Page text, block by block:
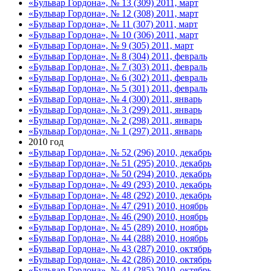
«Бульвар Гордона», № 13 (309) 2011, март
«Бульвар Гордона», № 12 (308) 2011, март
«Бульвар Гордона», № 11 (307) 2011, март
«Бульвар Гордона», № 10 (306) 2011, март
«Бульвар Гордона», № 9 (305) 2011, март
«Бульвар Гордона», № 8 (304) 2011, февраль
«Бульвар Гордона», № 7 (303) 2011, февраль
«Бульвар Гордона», № 6 (302) 2011, февраль
«Бульвар Гордона», № 5 (301) 2011, февраль
«Бульвар Гордона», № 4 (300) 2011, январь
«Бульвар Гордона», № 3 (299) 2011, январь
«Бульвар Гордона», № 2 (298) 2011, январь
«Бульвар Гордона», № 1 (297) 2011, январь
2010 год
«Бульвар Гордона», № 52 (296) 2010, декабрь
«Бульвар Гордона», № 51 (295) 2010, декабрь
«Бульвар Гордона», № 50 (294) 2010, декабрь
«Бульвар Гордона», № 49 (293) 2010, декабрь
«Бульвар Гордона», № 48 (292) 2010, декабрь
«Бульвар Гордона», № 47 (291) 2010, ноябрь
«Бульвар Гордона», № 46 (290) 2010, ноябрь
«Бульвар Гордона», № 45 (289) 2010, ноябрь
«Бульвар Гордона», № 44 (288) 2010, ноябрь
«Бульвар Гордона», № 43 (287) 2010, октябрь
«Бульвар Гордона», № 42 (286) 2010, октябрь